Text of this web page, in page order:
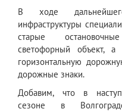
В ходе
инфраструктуры
старые
светофорный объект,
горизонтальную
дорожные знаки.
Добавим, что в
сезоне в